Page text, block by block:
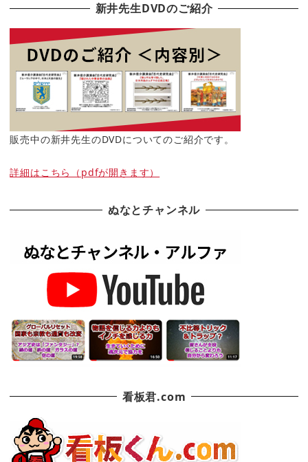
新井先生DVDのご紹介
販売中の新井先生のDVDについてのご紹介です。
詳細はこちら（pdfが開きます）
ぬなとチャンネル
看板君.com